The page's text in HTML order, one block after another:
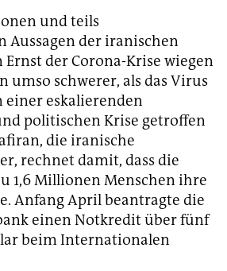
und teils
Aussagen der iranischen
der Corona-Krise wiegen
umso schwerer, als das Virus
einer eskalierenden
politischen Krise getroffen
die iranische
rechnet damit, dass die
1,6 Millionen Menschen ihre
Anfang April beantragte die
einen Notkredit über fünf
beim Internationalen